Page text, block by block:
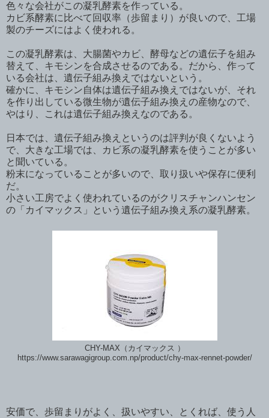
色々な会社がこの凝乳酵素を作っている。
カビ系酵素に比べて回収率（歩留まり）が良いので、工場
製のチーズにはよく使われる。
この凝乳酵素は、大腸菌やカビ、酵母などの遺伝子を組み
替えて、キモシンを合成させるのである。だから、作って
いる会社は、遺伝子組み換えではないという。
確かに、キモシン自体は遺伝子組み換えではないが、それ
を作り出している微生物が遺伝子組み換えの産物なので、
やはり、これは遺伝子組み換えなのである。
日本では、遺伝子組み換えというのは評判が良くないよう
で、大きな工場では、カビ系の凝乳酵素を使うことが多い
と聞いている。
粉末になっていることが多いので、取り扱いや保存に便利
だ。
小さい工房でよく使われているのがクリスチャンハンセン
の「カイマックス」という遺伝子組み換え系の凝乳酵素。
CHY-MAX（カイマックス ）
https://www.sarawagigroup.com.np/product/chy-max-rennet-powder/
安価で、歩留まりがよく、扱いやすい、とくれば、使う人